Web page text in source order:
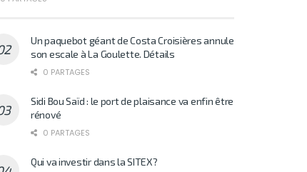
Un paquebot géant de Costa Croisières annule
son escale à La Goulette. Détails
0 PARTAGES
Sidi Bou Saïd : le port de plaisance va enfin être
rénové
0 PARTAGES
Qui va investir dans la SITEX?